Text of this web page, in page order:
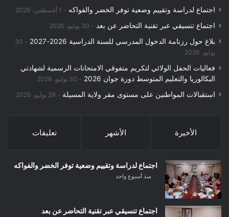
اجتماع لدراسة وتقييم وضعية توفر الخضر والفواكه 1 أغسطس، 2026
اجتماع تنسيقي عبر تقنية التحاضر عن بعد 30 يوليو، 2026
بلاغ حول رزنامة الدخول المدرسي للسنة الدراسية 2026-2027
30
يوليو، 2026
فعاليات الحفل الولائي لتكريم متفوقي الامتحانات الرسمية لشهادتي
البكالوريا والتعليم المتوسط دورة جوان 2026
30 يوليو، 2026
استقبالات المواطنين على مستوى مقر ولاية المسيلة 29 يوليو، 2026
الأخيرة الأشهر تعليقات
اجتماع لدراسة وتقييم وضعية توفر الخضر والفواكه
منذ أسبوع واحد
اجتماع تنسيقي عبر تقنية التحاضر عن بعد